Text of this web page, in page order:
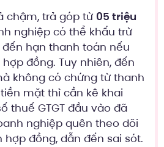
chậm, trả góp từ 05 triệu
nghiệp có thể khấu trừ
hạn thanh toán nếu
đồng. Tuy nhiên, đến
không có chứng từ thanh
mặt thì cần kê khai
thuế GTGT đầu vào đã
nghiệp quên theo dõi
đồng, dẫn đến sai sót.